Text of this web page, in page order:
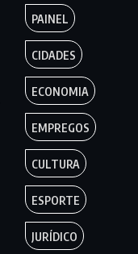
PAINEL
CIDADES
ECONOMIA
EMPREGOS
CULTURA
ESPORTE
JURÍDICO